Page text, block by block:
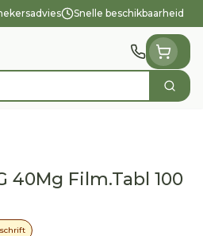
Snelle beschikbaarheid
Zoek
40Mg Film.Tabl 100